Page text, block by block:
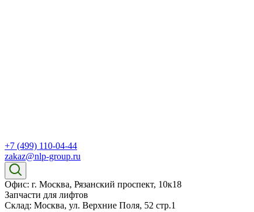
+7 (499) 110-04-44
zakaz@nlp-group.ru
Офис: г. Москва, Рязанский проспект, 10к18
Запчасти для лифтов
Склад: Москва, ул. Верхние Поля, 52 стр.1